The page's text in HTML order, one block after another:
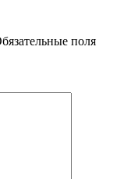
поля